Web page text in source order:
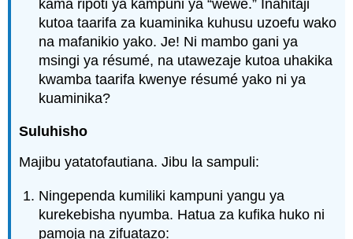
kama ripoti ya kampuni ya “wewe.” Inahitaji
kutoa taarifa za kuaminika kuhusu uzoefu wako
na mafanikio yako. Je! Ni mambo gani ya
msingi ya résumé, na utawezaje kutoa uhakika
kwamba taarifa kwenye résumé yako ni ya
kuaminika?
Suluhisho
Majibu yatatofautiana. Jibu la sampuli:
Ningependa kumiliki kampuni yangu ya
kurekebisha nyumba. Hatua za kufika huko ni
pamoja na zifuatazo: